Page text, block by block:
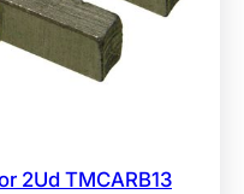
2Ud TMCARB13